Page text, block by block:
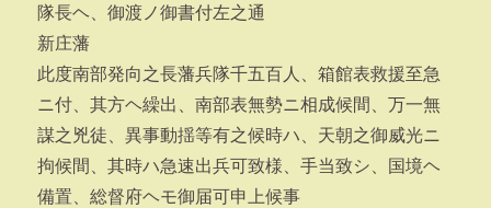
隊長ヘ、御渡ノ御書付左之通
新庄藩
此度南部発向之長藩兵隊千五百人、箱館表救援至急
ニ付、其方ヘ繰出、南部表無勢ニ相成候間、万一無
謀之兇徒、異事動揺等有之候時ハ、天朝之御威光ニ
拘候間、其時ハ急速出兵可致様、手当致シ、国境ヘ
備置、総督府ヘモ御届可申上候事